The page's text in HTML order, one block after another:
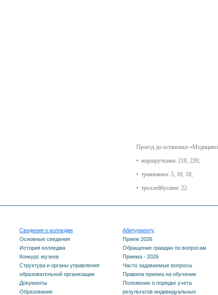
Проезд до остановки
• маршрутками: 218, 220;
• трамваями: 5, 10, 18;
• троллейбусами: 22.
Сведения о колледже
Основные сведения
История колледжа
Конкурс музеев
Структура и органы управления
образовательной организации
Документы
Образование
Абитуриенту
Прием 2026
Обращение граждан по вопросам
Приема - 2026
Часто задаваемые вопросы
Правила приема на обучение
Положение о порядке учета
результатов индивидуальных